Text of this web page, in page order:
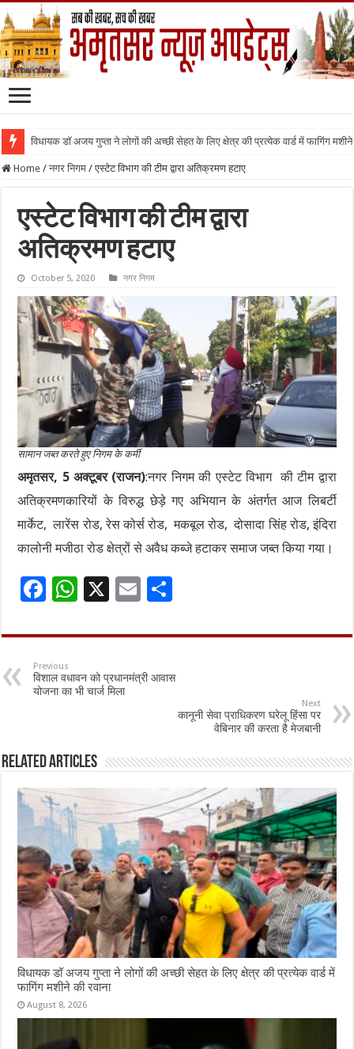
विधायक डॉ अजय गुप्ता ने लोगों की अच्छी सेहत के लिए क्षेत्र की प्रत्येक वार्ड में फागिंग मशीने
Home / नगर निगम / एस्टेट विभाग की टीम द्वारा अतिक्रमण हटाए
एस्टेट विभाग की टीम द्वारा
अतिक्रमण हटाए
October 5, 2020 नगर निगम
सामान जब्त करते हुए निगम के कर्मी
अमृतसर, 5 अक्टूबर (राजन):नगर निगम की एस्टेट विभाग की टीम द्वारा
अतिक्रमणकारियों के विरुद्ध छेड़े गए अभियान के अंतर्गत आज लिबर्टी
मार्केट, लारेंस रोड, रेस कोर्स रोड, मकबूल रोड, दोसादा सिंह रोड, इंदिरा
कालोनी मजीठा रोड क्षेत्रों से अवैध कब्जे हटाकर समाज जब्त किया गया।
F
e
b
o
W
at
sA
p
X
E
ai
l
ar
Previous
विशाल वधावन को प्रधानमंत्री आवास
योजना का भी चार्ज मिला
Next
कानूनी सेवा प्राधिकरण घरेलू हिंसा पर
वेबिनार की करता है मेजबानी
Related Articles
विधायक डॉ अजय गुप्ता ने लोगों की अच्छी सेहत के लिए क्षेत्र की प्रत्येक वार्ड में
फागिंग मशीने की रवाना
August 8, 2026